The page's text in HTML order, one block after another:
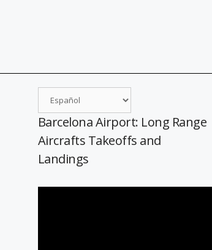
Barcelona Airport: Long Range
Aircrafts Takeoffs and
Landings